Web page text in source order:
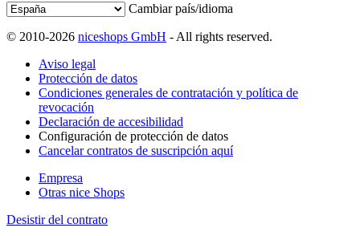
Cambiar país/idioma
© 2010-2026 niceshops GmbH - All rights reserved.
Aviso legal
Protección de datos
Condiciones generales de contratación y política de
revocación
Declaración de accesibilidad
Configuración de protección de datos
Cancelar contratos de suscripción aquí
Empresa
Otras nice Shops
Desistir del contrato